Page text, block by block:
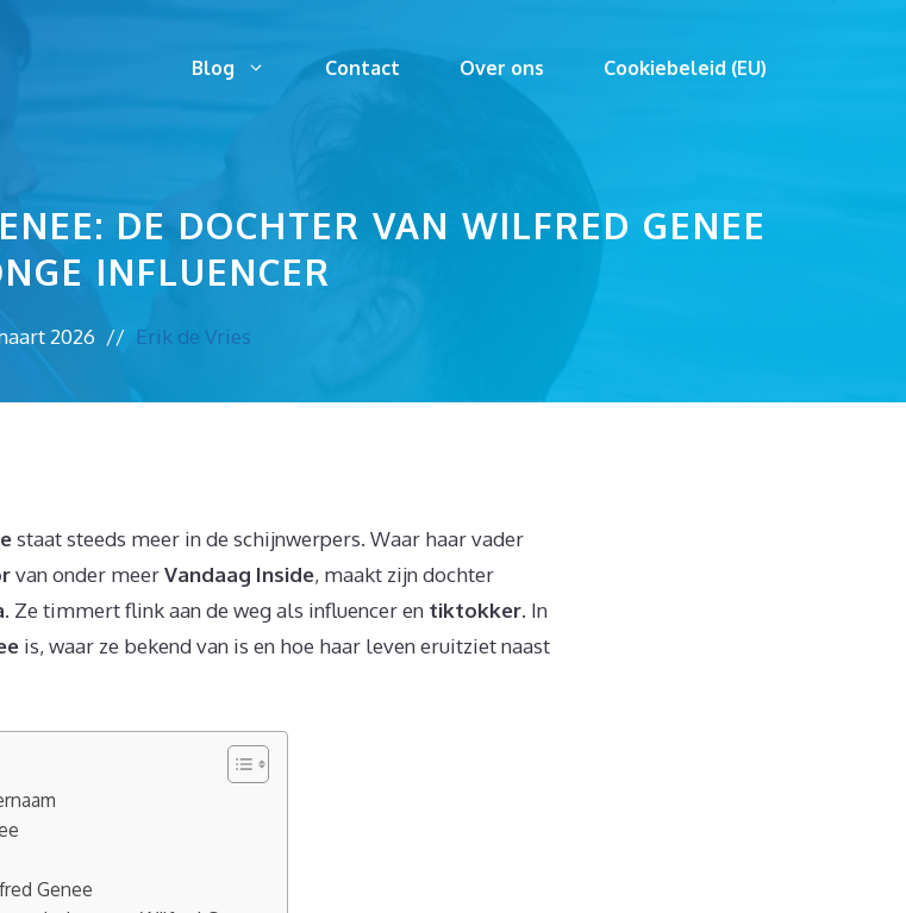
Blog Contact Over ons Cookiebeleid (EU)
DE DOCHTER VAN WILFRED GENEE
INFLUENCER
2026 // Erik de Vries
staat steeds meer in de schijnwerpers. Waar haar vader
van onder meerVandaag Inside, maakt zijn dochter
. Ze timmert flink aan de weg als influencer en tiktokker. In
is, waar ze bekend van is en hoe haar leven eruitziet naast
Genee